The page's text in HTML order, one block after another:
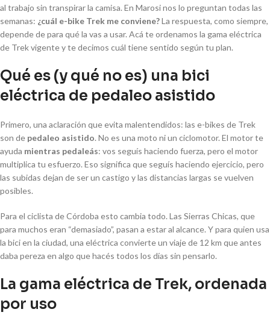
al trabajo sin transpirar la camisa. En Marosi nos lo preguntan todas las
semanas: ¿cuál e-bike Trek me conviene?La respuesta, como siempre,
depende de para qué la vas a usar. Acá te ordenamos la gama eléctrica
de Trek vigente y te decimos cuál tiene sentido según tu plan.
Qué es (y qué no es) una bici
eléctrica de pedaleo asistido
Primero, una aclaración que evita malentendidos: las e-bikes de Trek
son de pedaleo asistido. No es una moto ni un ciclomotor. El motor te
ayuda mientras pedaleás: vos seguís haciendo fuerza, pero el motor
multiplica tu esfuerzo. Eso significa que seguís haciendo ejercicio, pero
las subidas dejan de ser un castigo y las distancias largas se vuelven
posibles.
Para el ciclista de Córdoba esto cambia todo. Las Sierras Chicas, que
para muchos eran “demasiado”, pasan a estar al alcance. Y para quien usa
la bici en la ciudad, una eléctrica convierte un viaje de 12 km que antes
daba pereza en algo que hacés todos los días sin pensarlo.
La gama eléctrica de Trek, ordenada
por uso